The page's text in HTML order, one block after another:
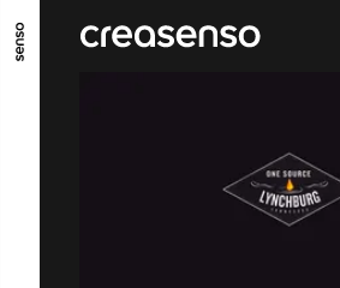
ALLER AU CONTENU PRINCIPAL